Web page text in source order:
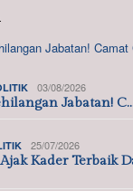
03/08/2026
Jabatan!
25/07/2026
Kader Terbaik